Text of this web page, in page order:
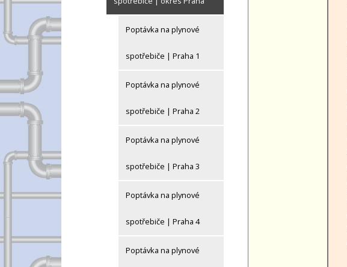
Poptávka na plynové
spotřebiče | Praha 1
Poptávka na plynové
spotřebiče | Praha 2
Poptávka na plynové
spotřebiče | Praha 3
Poptávka na plynové
spotřebiče | Praha 4
Poptávka na plynové